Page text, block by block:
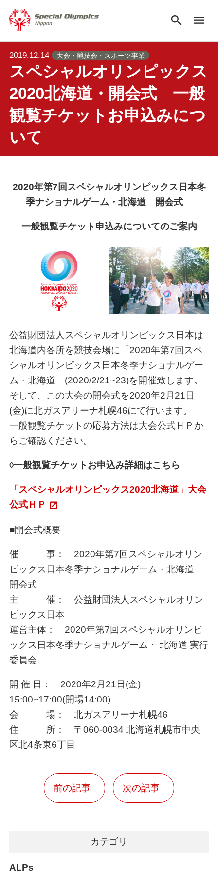
search menu
2019.12.14 大会・競技会・スポーツ事業
スペシャルオリンピックス
2020北海道・開会式 一般
観覧チケットお申込みにつ
いて
2020年第7回スペシャルオリンピックス日本冬
季ナショナルゲーム・北海道 開会式
一般観覧チケット申込みについてのご案内
公益財団法人スペシャルオリンピックス日本は
北海道内各所を競技会場に「2020年第7回スペ
シャルオリンピックス日本冬季ナショナルゲー
ム・北海道」(2020/2/21~23)を開催致します。
そして、この大会の開会式を2020年2月21日
(金)に北ガスアリーナ札幌46にて行います。
一般観覧チケットの応募方法は大会公式ＨＰか
らご確認ください。
◊一般観覧チケットお申込み詳細はこちら
「スペシャルオリンピックス2020北海道」大会
公式ＨＰ
■開会式概要
催 事： 2020年第7回スペシャルオリン
ピックス日本冬季ナショナルゲーム・北海道
開会式
主 催： 公益財団法人スペシャルオリン
ピックス日本
運営主体： 2020年第7回スペシャルオリンピ
ックス日本冬季ナショナルゲーム・ 北海道 実行
委員会
開 催 日： 2020年2月21日(金)
15:00~17:00(開場14:00)
会 場： 北ガスアリーナ札幌46
住 所： 〒060-0034 北海道札幌市中央
区北4条東6丁目
前の記事 次の記事
カテゴリ
ALPs